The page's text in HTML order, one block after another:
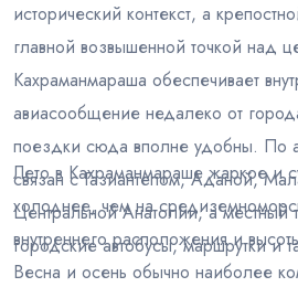
исторический контекст, а
главной возвышенной точкой над
Кахраманмараша обеспечивает
авиасообщение недалеко от
поездки сюда вполне удобны. По
связан с Газиантепом, Аданой,
Центральной Анатолии, а местный
городские автобусы, маршрутки и
Лето в Кахраманмараше жаркое и
холоднее, чем на
внутреннего расположения и
Весна и осень обычно наиболее